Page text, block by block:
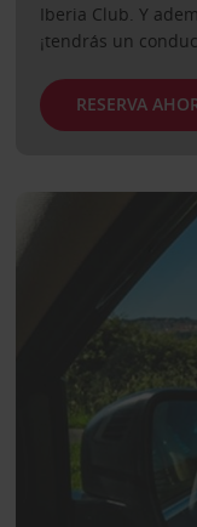
Iberia Club. Y
¡tendrás un
RESERVA